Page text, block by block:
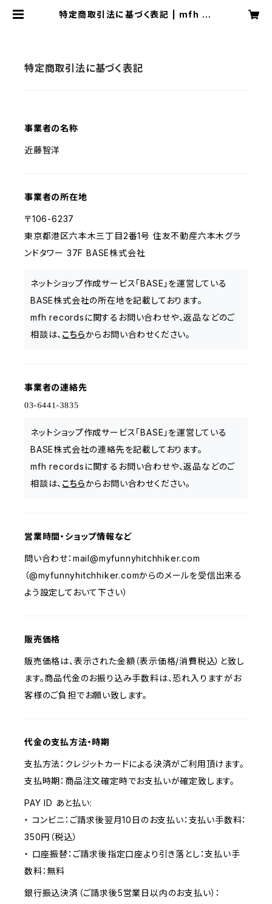
特定商取引法に基づく表記 | mfh re
特定商取引法に基づく表記
事業者の名称
近藤智洋
事業者の所在地
〒106-6237
東京都港区六本木三丁目2番1号 住友不動産六本木グラ
ンドタワー 37F BASE株式会社
ネットショップ作成サービス「BASE」を運営している
BASE株式会社の所在地を記載しております。
mfh recordsに関するお問い合わせや、返品などのご
相談は、 こちらからお問い合わせください。
事業者の連絡先
ネットショップ作成サービス「BASE」を運営している
BASE株式会社の連絡先を記載しております。
mfh recordsに関するお問い合わせや、返品などのご
相談は、 こちらからお問い合わせください。
営業時間・ショップ情報など
問い合わせ： mail@myfunnyhitchhiker.com
（@myfunnyhitchhiker.comからのメールを受信出来る
よう設定しておいて下さい）
販売価格
販売価格は、表示された金額（表示価格/消費税込）と致し
ます。商品代金のお振り込み手数料は、恐れ入りますがお
客様のご負担でお願い致します。
代金の支払方法・時期
支払方法：クレジットカードによる決済がご利用頂けます。
支払時期：商品注文確定時でお支払いが確定致します。
PAY ID あと払い:
・ コンビニ：ご請求後翌月10日のお支払い：支払い手数料：
350円（税込）
・ 口座振替：ご請求後指定口座より引き落とし：支払い手
数料：無料
銀行振込決済（ご請求後5営業日以内のお支払い）：